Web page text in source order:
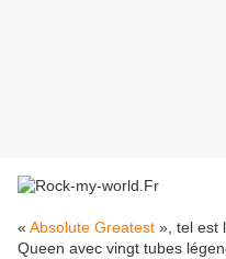
« Absolute Greatest », tel est
Queen avec vingt tubes